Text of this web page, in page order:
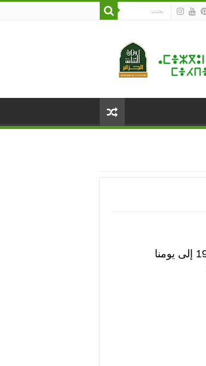
ننشر بصيغة PDF منشورات المسرح الوطني الجزائري من 1963 إلى يومنا